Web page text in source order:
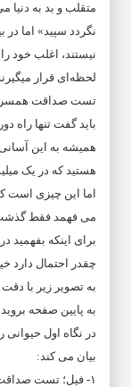
متقلب و بد به دنیا
نگردد سپید» اما در
نیستند، اغلب خود
لحظه‌ای قرار
تست صداقت همسر
باید گفت تنها راه
همیشه به این
هستید که در یک
اما این چیزی
می فهمد فقط گذشت
برای اینکه بفهمید
چقدر احتمال دارد
به تصویر زیر با
به پایین صفحه
در نگاه اول حیوانی
بیان می کند:
۱- فیل؛ تست صداقت همسر